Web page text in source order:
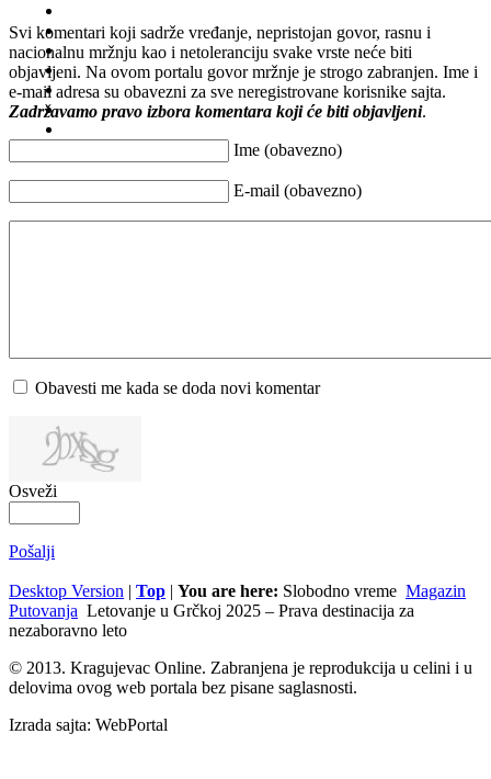
Svi komentari koji sadrže vređanje, nepristojan govor, rasnu i
nacionalnu mržnju kao i netoleranciju svake vrste neće biti
objavljeni. Na ovom portalu govor mržnje je strogo zabranjen. Ime i
e-mail adresa su obavezni za sve neregistrovane korisnike sajta.
Zadržavamo pravo izbora komentara koji će biti objavljeni.
Ime (obavezno)
E-mail (obavezno)
Obavesti me kada se doda novi komentar
Osveži
Pošalji
Desktop Version | Top | You are here: Slobodno vreme Magazin
Putovanja Letovanje u Grčkoj 2025 – Prava destinacija za
nezaboravno leto
© 2013. Kragujevac Online. Zabranjena je reprodukcija u celini i u
delovima ovog web portala bez pisane saglasnosti.
Izrada sajta: WebPortal